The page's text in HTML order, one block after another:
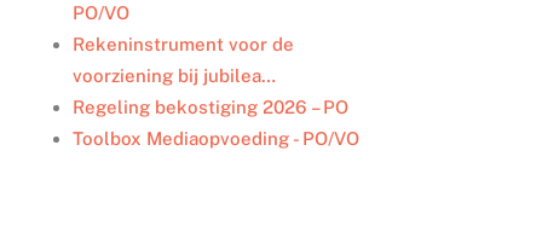
PO/VO
Rekeninstrument voor de
voorziening bij jubilea…
Regeling bekostiging 2026 – PO
Toolbox Mediaopvoeding - PO/VO